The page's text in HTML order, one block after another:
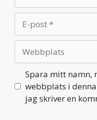
post
Spara mitt namn,
webbplats i
jag skriver en